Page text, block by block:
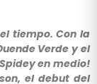
tiempo. Con la
Verde y el
en medio!
el debut del